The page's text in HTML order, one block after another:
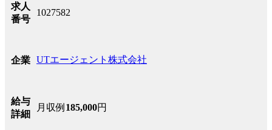
求人
番号
1027582
企業 UTエージェント株式会社
給与
詳細
月収例 185,000円